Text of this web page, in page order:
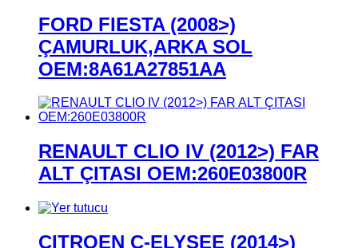
FORD FIESTA (2008>)
ÇAMURLUK,ARKA SOL
OEM:8A61A27851AA
RENAULT CLIO IV (2012>) FAR
ALT ÇITASI OEM:260E03800R
CITROEN C-ELYSEE (2014>)